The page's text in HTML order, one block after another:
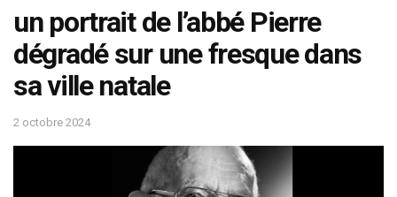
un portrait de l’abbé Pierre
dégradé sur une fresque dans
sa ville natale
2 octobre 2024